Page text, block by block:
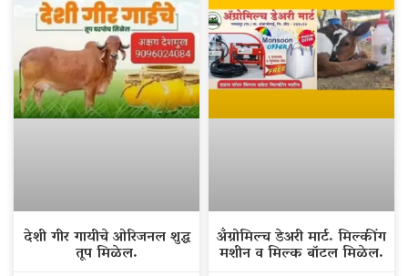
देशी गीर गायीचे ओरिजनल शुद्ध
तूप मिळेल.
अँग्रोमिल्च डेअरी मार्ट. मिल्कींग
मशीन व मिल्क बॉटल मिळेल.